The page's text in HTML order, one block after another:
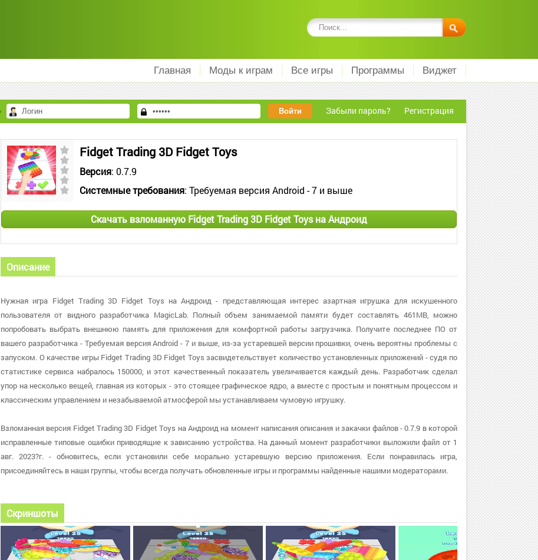
Главная Моды к играм Все игры Программы Виджет
Забыли пароль? Регистрация
Fidget Trading 3D Fidget Toys
Версия: 0.7.9
Системные требования: Требуемая версия Android - 7 и выше
Скачать взломанную Fidget Trading 3D Fidget Toys на Андроид
Описание
Нужная игра Fidget Trading 3D Fidget Toys на Андроид - представляющая интерес азартная игрушка для искушенного
пользователя от видного разработчика MagicLab. Полный объем занимаемой памяти будет составлять 461MB, можно
попробовать выбрать внешнюю память для приложения для комфортной работы загрузчика. Получите последнее ПО от
вашего разработчика - Требуемая версия Android - 7 и выше, из-за устаревшей версии прошивки, очень вероятны проблемы с
запуском. О качестве игры Fidget Trading 3D Fidget Toys засвидетельствует количество установленных приложений - судя по
статистике сервиса набралось 150000, и этот качественный показатель увеличивается каждый день. Разработчик сделал
упор на несколько вещей, главная из которых - это стоящее графическое ядро, а вместе с простым и понятным процессом и
классическим управлением и незабываемой атмосферой мы устанавливаем чумовую игрушку.
Взломанная версия Fidget Trading 3D Fidget Toys на Андроид на момент написания описания и закачки файлов - 0.7.9 в которой
исправленные типовые ошибки приводящие к зависанию устройства. На данный момент разработчики выложили файл от 1
авг. 2023?г. - обновитесь, если установили себе морально устаревшую версию приложения. Если понравилась игра,
присоединяйтесь в наши группы, чтобы всегда получать обновленные игры и программы найденные нашими модераторами.
Скриншоты